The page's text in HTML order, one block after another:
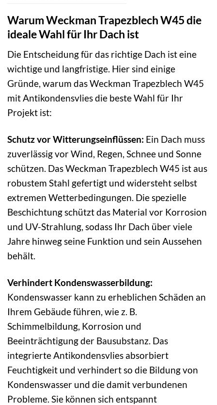
Warum Weckman Trapezblech W45 die
ideale Wahl für Ihr Dach ist
Die Entscheidung für das richtige Dach ist eine
wichtige und langfristige. Hier sind einige
Gründe, warum das Weckman Trapezblech W45
mit Antikondensvlies die beste Wahl für Ihr
Projekt ist:
Schutz vor Witterungseinflüssen: Ein Dach muss
zuverlässig vor Wind, Regen, Schnee und Sonne
schützen. Das Weckman Trapezblech W45 ist aus
robustem Stahl gefertigt und widersteht selbst
extremen Wetterbedingungen. Die spezielle
Beschichtung schützt das Material vor Korrosion
und UV-Strahlung, sodass Ihr Dach über viele
Jahre hinweg seine Funktion und sein Aussehen
behält.
Verhindert Kondenswasserbildung:
Kondenswasser kann zu erheblichen Schäden an
Ihrem Gebäude führen, wie z. B.
Schimmelbildung, Korrosion und
Beeinträchtigung der Bausubstanz. Das
integrierte Antikondensvlies absorbiert
Feuchtigkeit und verhindert so die Bildung von
Kondenswasser und die damit verbundenen
Probleme. Sie können sich entspannt